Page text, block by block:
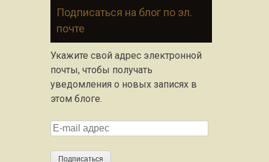
Подписаться на блог по эл.
почте
Укажите свой адрес электронной
почты, чтобы получать
уведомления о новых записях в
этом блоге.
E